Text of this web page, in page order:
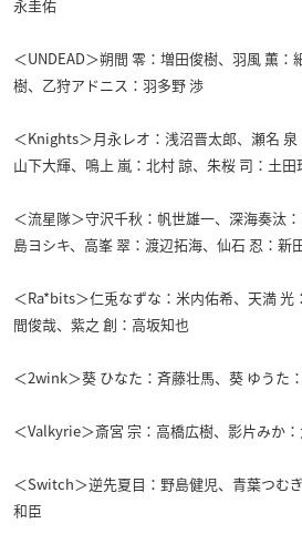
永圭佑
＜UNDEAD＞朔間 零：増田俊樹、羽風 薫：
樹、乙狩アドニス：羽多野 渉
＜Knights＞月永レオ：浅沼晋太郎、瀬名 泉
山下大輝、鳴上 嵐：北村 諒、朱桜 司：土田
＜流星隊＞守沢千秋：帆世雄一、深海奏汰
島ヨシキ、高峯 翠：渡辺拓海、仙石 忍：新
＜Ra*bits＞仁兎なずな：米内佑希、天満 光
間俊哉、紫之 創：高坂知也
＜2wink＞葵 ひなた：斉藤壮馬、葵 ゆうた
＜Valkyrie＞斎宮 宗：高橋広樹、影片みか
＜Switch＞逆先夏目：野島健児、青葉つむ
和臣